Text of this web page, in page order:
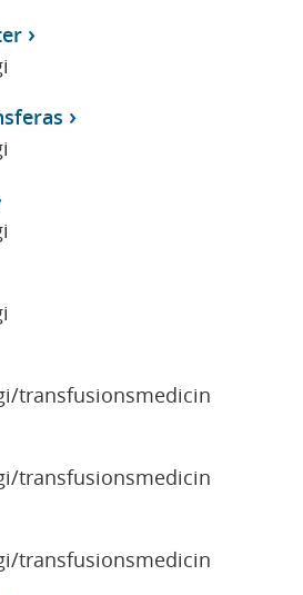
transfusionsmedicin
transfusionsmedicin
transfusionsmedicin